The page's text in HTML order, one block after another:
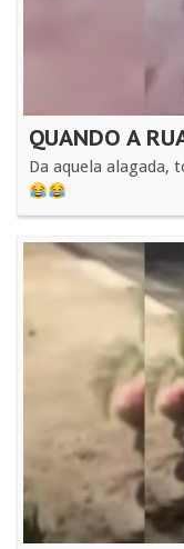
QUANDO A
Da aquela alagada,